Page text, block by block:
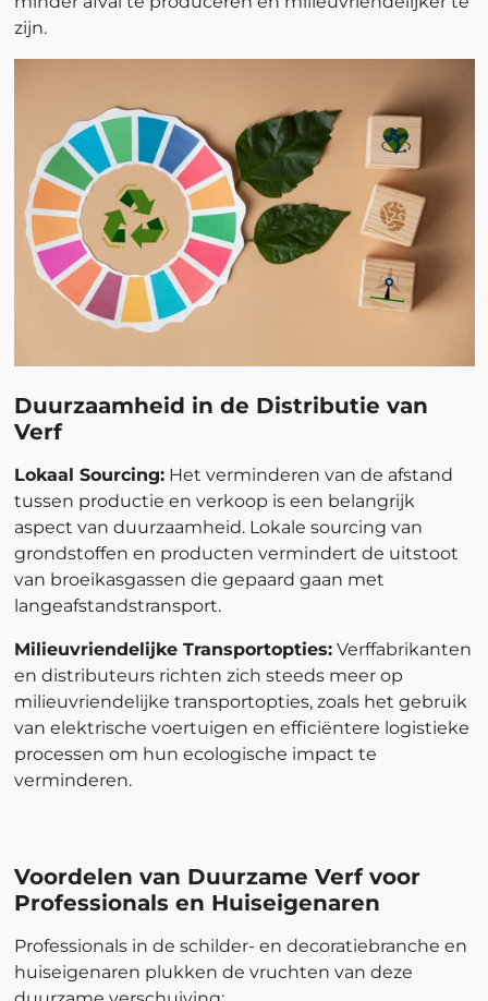
zijn.
Duurzaamheid in de Distributie van
Verf
Lokaal Sourcing:Het verminderen van de afstand
tussen productie en verkoop is een belangrijk
aspect van duurzaamheid. Lokale sourcing van
grondstoffen en producten vermindert de uitstoot
van broeikasgassen die gepaard gaan met
langeafstandstransport.
Milieuvriendelijke Transportopties:Verffabrikanten
en distributeurs richten zich steeds meer op
milieuvriendelijke transportopties, zoals het gebruik
van elektrische voertuigen en efficiëntere logistieke
processen om hun ecologische impact te
verminderen.
Voordelen van Duurzame Verf voor
Professionals en Huiseigenaren
Professionals in de schilder- en decoratiebranche en
huiseigenaren plukken de vruchten van deze